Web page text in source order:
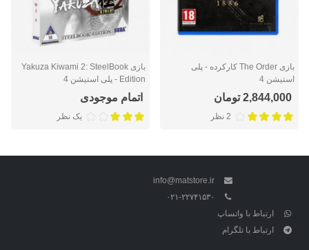
بازی The Order کارکرده - پلی
استیشن 4
2,844,000 تومان
2 نظر
بازی Yakuza Kiwami 2: SteelBook
Edition - پلی استیشن 4
اتمام موجودی
یک نظر
info@matstore.ir
۰۲۱-۲۲۷۴۱۵۳۰
ارتباط با واتساپ
ارتباط با تلگرام